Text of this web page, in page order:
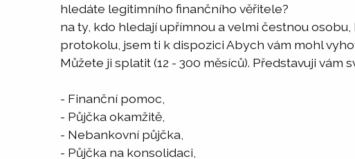
hledáte legitimního finančního věřitele?
na ty, kdo hledají upřímnou a velmi čestnou
protokolu, jsem ti k dispozici Abych vám mohl
Můžete ji splatit (12 - 300 měsíců). Představuji vám
- Finanční pomoc,
- Půjčka okamžitě,
- Nebankovní půjčka,
- Půjčka na konsolidaci,